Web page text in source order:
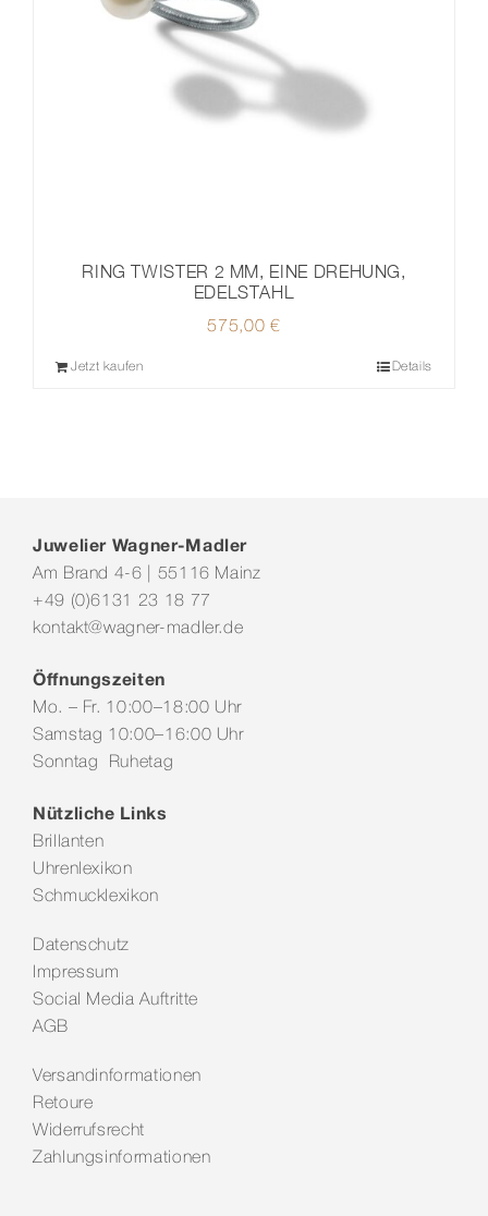
RING TWISTER 2 MM, EINE DREHUNG,
EDELSTAHL
575,00 €
Jetzt kaufen Details
Juwelier Wagner-Madler
Am Brand 4-6 | 55116 Mainz
+49 (0)6131 23 18 77
kontakt@wagner-madler.de
Öffnungszeiten
Mo. – Fr. 10:00–18:00 Uhr
Samstag 10:00–16:00 Uhr
Sonntag Ruhetag
Nützliche Links
Brillanten
Uhrenlexikon
Schmucklexikon
Datenschutz
Impressum
Social Media Auftritte
AGB
Versandinformationen
Retoure
Widerrufsrecht
Zahlungsinformationen